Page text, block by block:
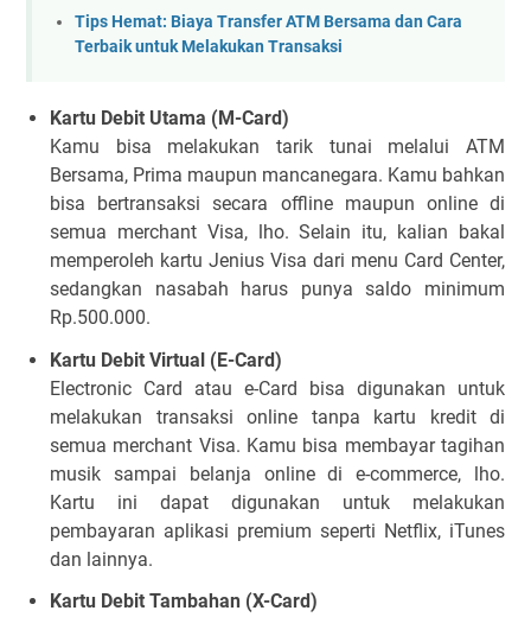
Tips Hemat: Biaya Transfer ATM Bersama dan Cara
Terbaik untuk Melakukan Transaksi
Kartu Debit Utama (M-Card)
Kamu bisa melakukan tarik tunai melalui ATM
Bersama, Prima maupun mancanegara. Kamu bahkan
bisa bertransaksi secara offline maupun online di
semua merchant Visa, lho. Selain itu, kalian bakal
memperoleh kartu Jenius Visa dari menu Card Center,
sedangkan nasabah harus punya saldo minimum
Rp.500.000.
Kartu Debit Virtual (E-Card)
Electronic Card atau e-Card bisa digunakan untuk
melakukan transaksi online tanpa kartu kredit di
semua merchant Visa. Kamu bisa membayar tagihan
musik sampai belanja online di e-commerce, lho.
Kartu ini dapat digunakan untuk melakukan
pembayaran aplikasi premium seperti Netflix, iTunes
dan lainnya.
Kartu Debit Tambahan (X-Card)